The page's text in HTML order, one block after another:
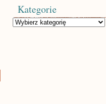
Kategorie
Kategorie